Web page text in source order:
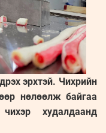
эрхтэй. Чихрийн
нөлөөлж байгаа
худалдаанд